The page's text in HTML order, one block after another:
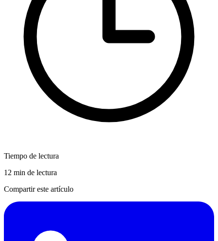
Tiempo de lectura
12 min de lectura
Compartir este artículo